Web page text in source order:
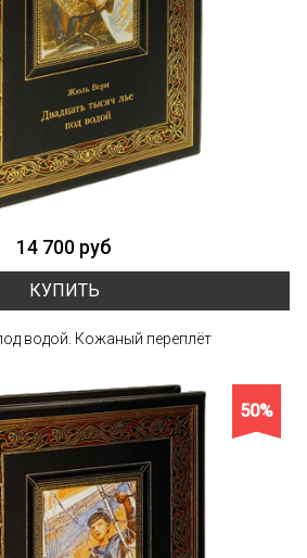
14 700 руб
КУПИТЬ
водой. Кожаный переплёт
50%